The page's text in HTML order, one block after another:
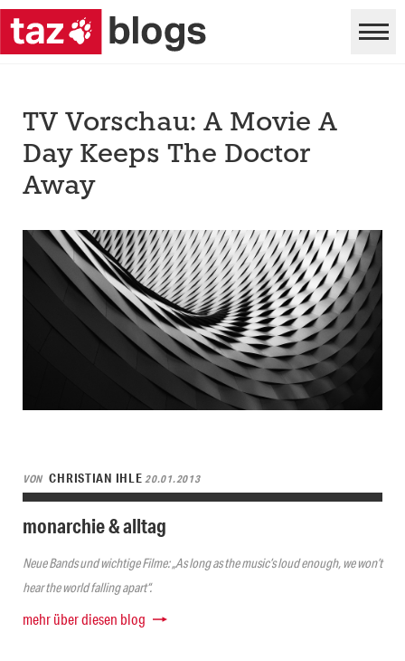
TV Vorschau: A Movie A
Day Keeps The Doctor
Away
VON CHRISTIAN IHLE20.01.2013
monarchie & alltag
Neue Bands und wichtige Filme: „As long as the music’s loud enough, we won’t
hear the world falling apart“.
mehr über diesen blog